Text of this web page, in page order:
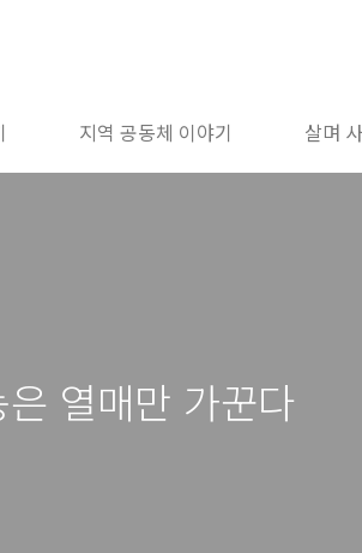
지역 공동체 이야기 살며
열매만 가꾼다